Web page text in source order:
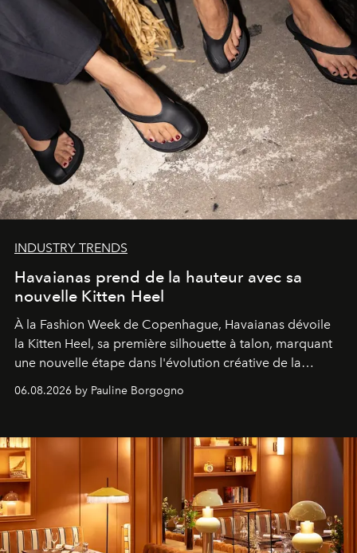
INDUSTRY TRENDS
Havaianas prend de la hauteur avec sa
nouvelle Kitten Heel
À la Fashion Week de Copenhague, Havaianas dévoile
la Kitten Heel, sa première silhouette à talon, marquant
une nouvelle étape dans l'évolution créative de la
06.08.2026 by Pauline Borgogno